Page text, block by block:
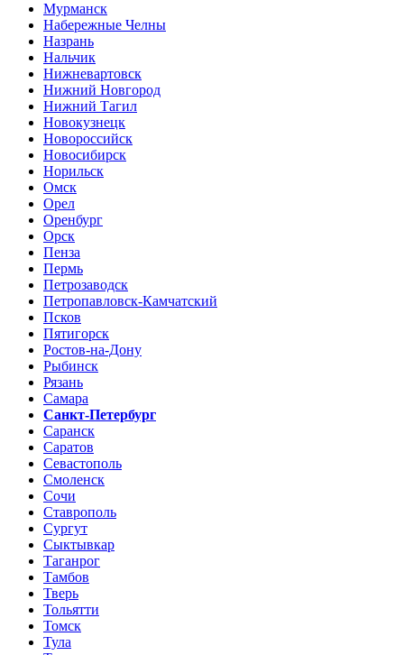
Мурманск
Набережные Челны
Назрань
Нальчик
Нижневартовск
Нижний Новгород
Нижний Тагил
Новокузнецк
Новороссийск
Новосибирск
Норильск
Омск
Орел
Оренбург
Орск
Пенза
Пермь
Петрозаводск
Петропавловск-Камчатский
Псков
Пятигорск
Ростов-на-Дону
Рыбинск
Рязань
Самара
Санкт-Петербург
Саранск
Саратов
Севастополь
Смоленск
Сочи
Ставрополь
Сургут
Сыктывкар
Таганрог
Тамбов
Тверь
Тольятти
Томск
Тула